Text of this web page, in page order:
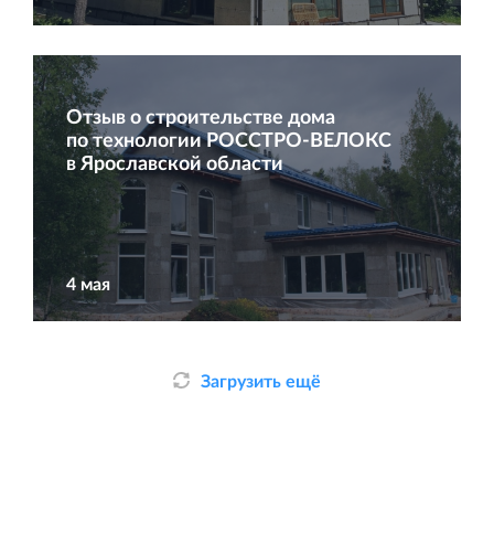
Торговый комплекс НОРД в Кингисеппе
Кингисепп
Испытательный комплекс ПКТИ
Многофункцинальный испытательный комплекс
Отзыв о строительстве дома
по технологии РОССТРО‐ВЕЛОКС
в Ярославской области
4 мая
Загрузить ещё